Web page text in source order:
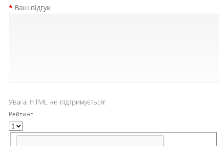
Ваш відгук
Увага: HTML не підтримується!
Рейтинг